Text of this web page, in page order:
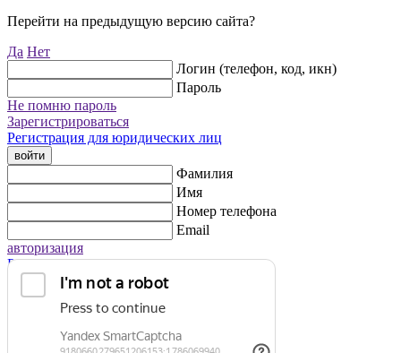
Перейти на предыдущую версию сайта?
Да Нет
Логин (телефон, код, икн)
Пароль
Не помню пароль
Зарегистрироваться
Регистрация для юридических лиц
войти
Фамилия
Имя
Номер телефона
Email
авторизация
Регистрация для юридических лиц